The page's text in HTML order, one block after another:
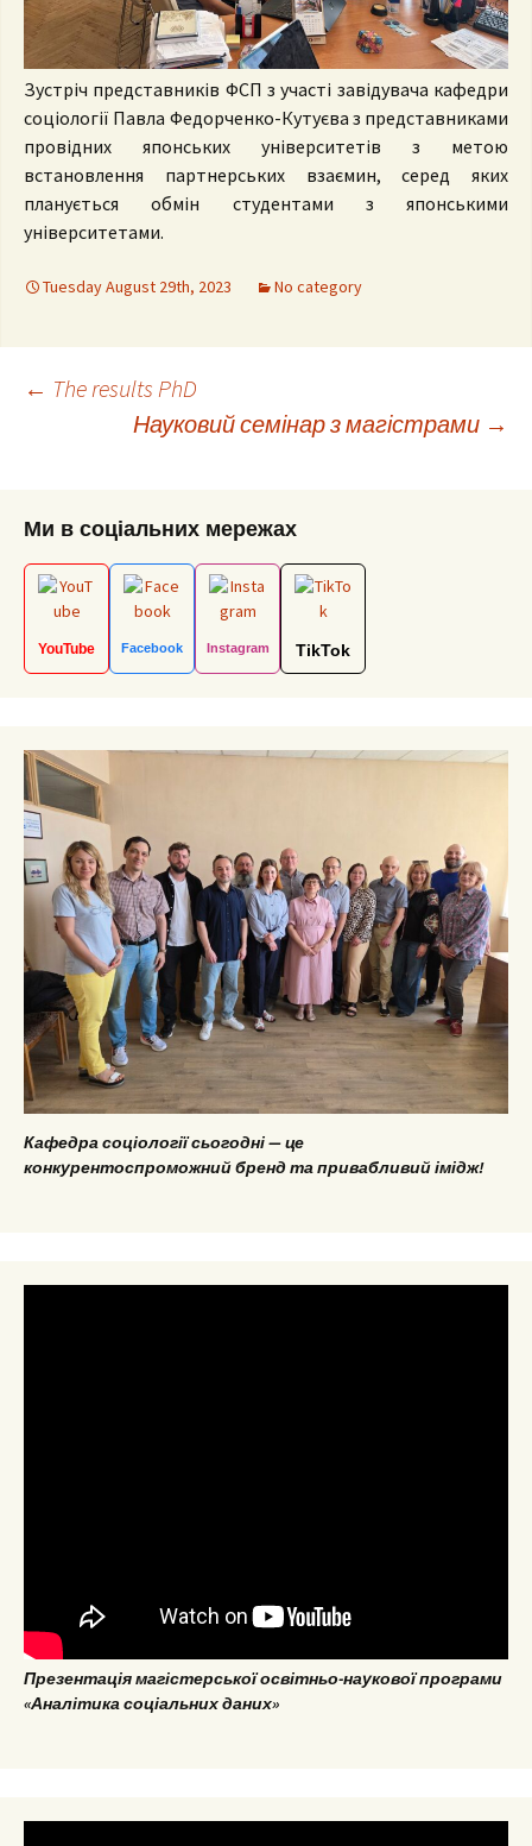
Зустріч представників ФСП з участі завідувача кафедри
соціології Павла Федорченко-Кутуєва з представниками
провідних японських університетів з метою
встановлення партнерських взаємин, серед яких
планується обмін студентами з японськими
університетами.
Tuesday August 29th, 2023 No category
Post
← The results PhD
Науковий семінар з магістрами →
Ми в соціальних мережах
YouTube Facebook Instagram TikTok
Кафедра соціології сьогодні — це
конкурентоспроможний бренд та привабливий імідж!
Презентація магістерської освітньо-наукової програми
«Аналітика соціальних даних»